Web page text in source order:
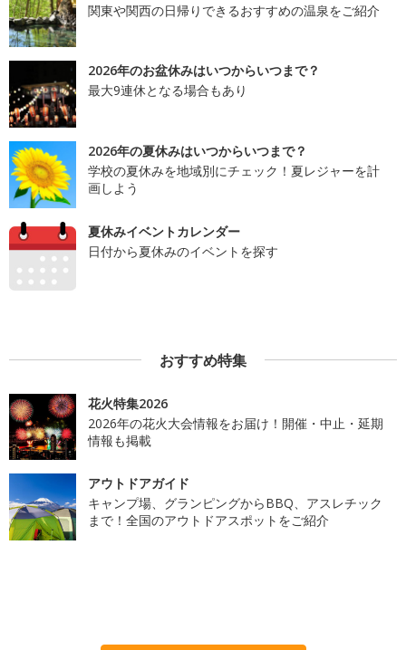
関東や関西の日帰りできるおすすめの温泉をご紹介
2026年のお盆休みはいつからいつまで？
最大9連休となる場合もあり
2026年の夏休みはいつからいつまで？
学校の夏休みを地域別にチェック！夏レジャーを計
画しよう
夏休みイベントカレンダー
日付から夏休みのイベントを探す
おすすめ特集
花火特集2026
2026年の花火大会情報をお届け！開催・中止・延期
情報も掲載
アウトドアガイド
キャンプ場、グランピングからBBQ、アスレチック
まで！全国のアウトドアスポットをご紹介